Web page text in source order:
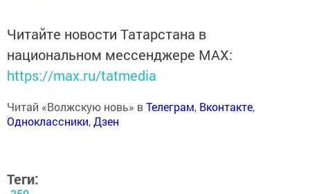
Читайте новости Татарстана в
национальном мессенджере MАХ:
https://max.ru/tatmedia
Читай «Волжскую новь» вТелеграм, Вконтакте,
Одноклассники,Дзен
Теги: